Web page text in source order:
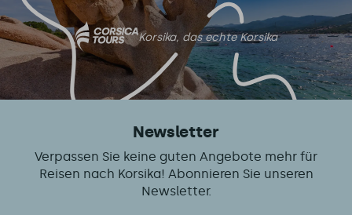
Korsika, das echte Korsika
Newsletter
Verpassen Sie keine guten Angebote mehr für
Reisen nach Korsika! Abonnieren Sie unseren
Newsletter.